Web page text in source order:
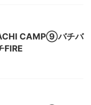
CAMP⑨バチバ
FIRE